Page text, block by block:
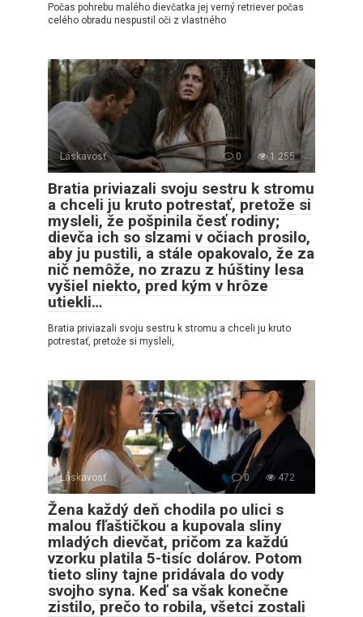
Počas pohrebu malého dievčatka jej verný retriever počas
celého obradu nespustil oči z vlastného
Láskavosť 0 1 255
Bratia priviazali svoju sestru k stromu
a chceli ju kruto potrestať, pretože si
mysleli, že pošpinila česť rodiny;
dievča ich so slzami v očiach prosilo,
aby ju pustili, a stále opakovalo, že za
nič nemôže, no zrazu z húštiny lesa
vyšiel niekto, pred kým v hrôze
utiekli…
Bratia priviazali svoju sestru k stromu a chceli ju kruto
potrestať, pretože si mysleli,
Láskavosť 0 472
Žena každý deň chodila po ulici s
malou fľaštičkou a kupovala sliny
mladých dievčat, pričom za každú
vzorku platila 5-tisíc dolárov. Potom
tieto sliny tajne pridávala do vody
svojho syna. Keď sa však konečne
zistilo, prečo to robila, všetci zostali